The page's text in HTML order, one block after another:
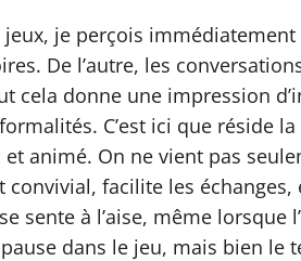
jeux, je perçois
De l’autre, les
cela donne une impression
C’est ici que réside
animé. On ne vient pas
convivial, facilite les
sente à l’aise, même
dans le jeu, mais bien